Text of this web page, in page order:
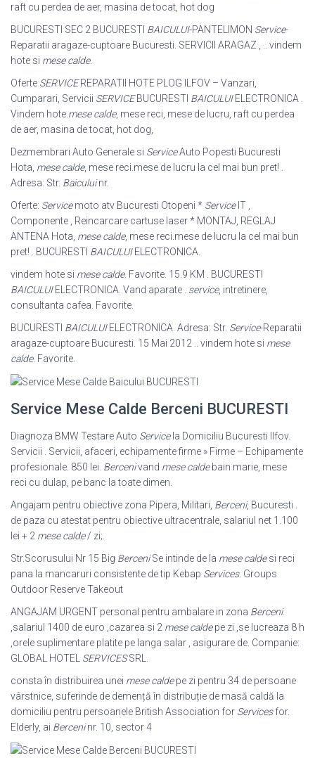
raft cu perdea de aer, masina de tocat, hot dog
BUCURESTI SEC 2 BUCURESTI BAICULUI-PANTELIMON Service-
Reparatii aragaze-cuptoare Bucuresti. SERVICII ARAGAZ , .. vindem
hote si mese calde.
Oferte SERVICEREPARATII HOTE PLOG ILFOV – Vanzari,
Cumparari, Servicii SERVICEBUCURESTI BAICULUIELECTRONICA .
Vindem hote. mese calde, mese reci, mese de lucru, raft cu perdea
de aer, masina de tocat, hot dog,
Dezmembrari Auto Generale si ServiceAuto Popesti Bucuresti
Hota, mese calde, mese reci.mese de lucru la cel mai bun pret! .
Adresa: Str. Baiculuinr.
Oferte: Servicemoto atv Bucuresti Otopeni * ServiceIT ,
Componente , Reincarcare cartuse laser * MONTAJ, REGLAJ
ANTENA Hota, mese calde, mese reci.mese de lucru la cel mai bun
pret! . BUCURESTI BAICULUIELECTRONICA.
vindem hote si mese calde. Favorite. 15.9 KM . BUCURESTI
BAICULUIELECTRONICA. Vand aparate . service, intretinere,
consultanta cafea. Favorite.
BUCURESTI BAICULUIELECTRONICA. Adresa: Str. Service-Reparatii
aragaze-cuptoare Bucuresti. 15 Mai 2012 .. vindem hote si mese
calde. Favorite.
Service Mese Calde Berceni BUCURESTI
Diagnoza BMW Testare Auto Servicela Domiciliu Bucuresti Ilfov.
Servicii . Servicii, afaceri, echipamente firme » Firme – Echipamente
profesionale. 850 lei. Bercenivand mese caldebain marie, mese
reci cu dulap, pe banc la toate dimen.
Angajam pentru obiective zona Pipera, Militari, Berceni, Bucuresti .
de paza cu atestat pentru obiective ultracentrale, salariul net 1.100
lei + 2 mese calde/ zi;.
Str.Scorusului Nr 15 Big BerceniSe intinde de la mese caldesi reci
pana la mancaruri consistente de tip Kebap Services. Groups
Outdoor Reserve Takeout
ANGAJAM URGENT personal pentru ambalare in zona Berceni.
,salariul 1400 de euro ,cazarea si 2 mese caldepe zi ,se lucreaza 8 h
,orele suplimentare platite pe langa salar , asigurare de. Сompanie:
GLOBAL HOTEL SERVICESSRL.
consta în distribuirea unei mese caldepe zi pentru 34 de persoane
vârstnice, suferinde de demență în distribuție de masă caldă la
domiciliu pentru persoanele British Association for Servicesfor.
Elderly, ai Berceninr. 10, sector 4